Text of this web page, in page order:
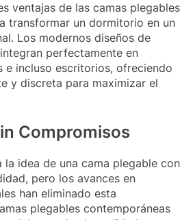
ventajas de las camas plegables
transformar un dormitorio en un
Los modernos diseños de
perfectamente en
e incluso escritorios, ofreciendo
y discreta para maximizar el
Compromisos
la idea de una cama plegable con
pero los avances en
han eliminado esta
plegables contemporáneas